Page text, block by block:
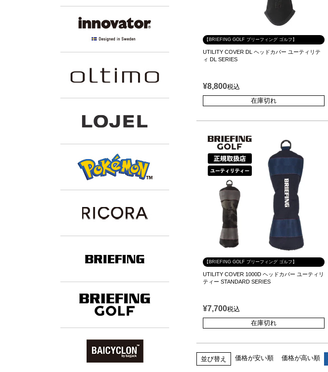
【BRIEFING GOLF ブリーフィング ゴルフ】
UTILITY COVER DL ヘッドカバー ユーティリテ
ィ DL SERIES
¥8,800税込
在庫切れ
【BRIEFING GOLF ブリーフィング ゴルフ】
UTILITY COVER 1000D ヘッドカバー ユーティリ
ティー STANDARD SERIES
¥7,700税込
在庫切れ
並び替え 価格が安い順 価格が高い順